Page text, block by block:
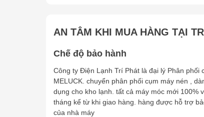
🔹 Hệ thống làm lạnh công nghiệp, siêu thị,
🔹 Dùng cho các loại môi chất lạnh phổ biến
4. Hướng dẫn sử dụng & bảo quản
Chọn đúng loại nhớt Suniso phù hợp với
Bảo quản nơi thoáng mát, tránh ánh nắng
Không trộn lẫn với các loại dầu khác để
Kiểm tra và thay nhớt định kỳ theo khuyến
AN TÂM KHI MUA HÀNG TẠI
Chế độ bảo hành
Công ty Điện Lạnh Trí Phát là đại lý Phân phối
MELUCK. chuyển phân phối cụm máy nén ,
dụng cho kho lạnh. tất cả máy móc mới 100%
tháng kể từ khi giao hàng. hàng được hỗ trợ
của nhà máy